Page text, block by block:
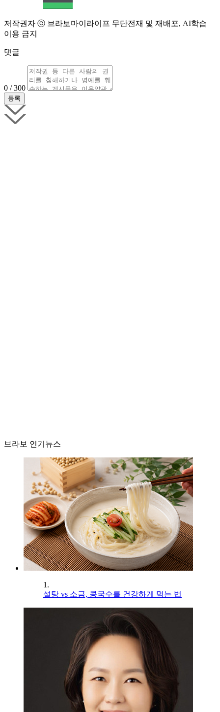
저작권자 ⓒ 브라보마이라이프 무단전재 및 재배포, AI학습
이용 금지
댓글
0 / 300
브라보 인기뉴스
1.
설탕 vs 소금, 콩국수를 건강하게 먹는 법